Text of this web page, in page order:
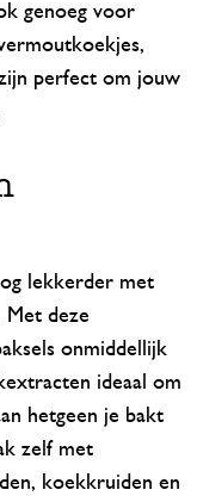
genoeg voor
perfect om jouw
lekkerder met
Met deze
onmiddellijk
ideaal om
hetgeen je bakt
zelf met
koekkruiden en